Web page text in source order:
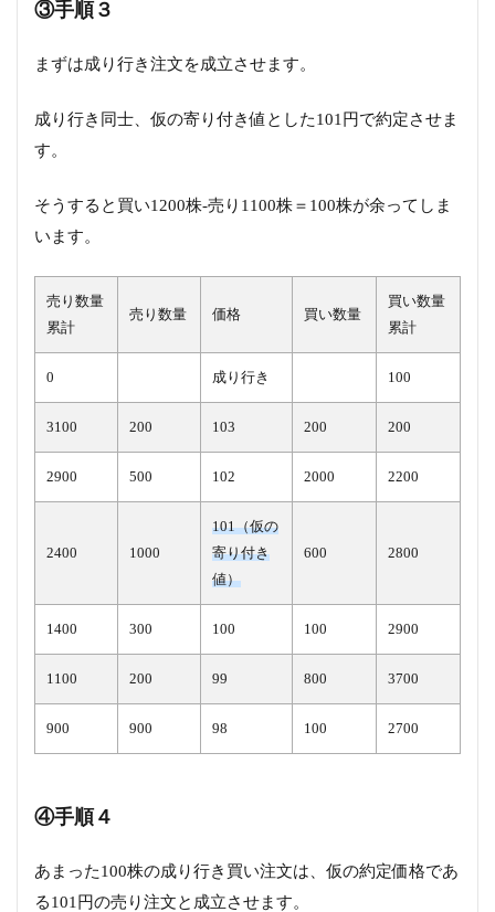
③手順３
まずは成り行き注文を成立させます。
成り行き同士、仮の寄り付き値とした101円で約定させま
す。
そうすると買い1200株-売り1100株＝100株が余ってしま
います。
売り数量
累計
売り数量 価格 買い数量
買い数量
累計
0 成り行き 100
3100 200 103 200 200
2900 500 102 2000 2200
2400 1000
101（仮の
寄り付き
値）
600 2800
1400 300 100 100 2900
1100 200 99 800 3700
900 900 98 100 2700
④手順４
あまった100株の成り行き買い注文は、仮の約定価格であ
る101円の売り注文と成立させます。